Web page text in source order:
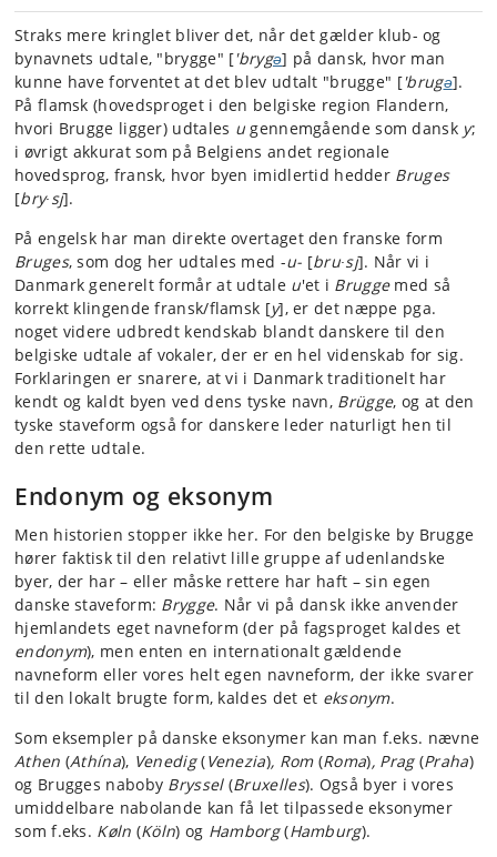
Straks mere kringlet bliver det, når det gælder klub- og
bynavnets udtale, "brygge" ['brygə] på dansk, hvor man
kunne have forventet at det blev udtalt "brugge" ['brugə].
På flamsk (hovedsproget i den belgiske region Flandern,
hvori Brugge ligger) udtales u gennemgående som dansk y;
i øvrigt akkurat som på Belgiens andet regionale
hovedsprog, fransk, hvor byen imidlertid hedder Bruges
[bry∙sj].
På engelsk har man direkte overtaget den franske form
Bruges, som dog her udtales med -u- [bru∙sj]. Når vi i
Danmark generelt formår at udtale u'et i Bruggemed så
korrekt klingende fransk/flamsk [y], er det næppe pga.
noget videre udbredt kendskab blandt danskere til den
belgiske udtale af vokaler, der er en hel videnskab for sig.
Forklaringen er snarere, at vi i Danmark traditionelt har
kendt og kaldt byen ved dens tyske navn, Brügge, og at den
tyske staveform også for danskere leder naturligt hen til
den rette udtale.
Endonym og eksonym
Men historien stopper ikke her. For den belgiske by Brugge
hører faktisk til den relativt lille gruppe af udenlandske
byer, der har – eller måske rettere har haft – sin egen
danske staveform: Brygge. Når vi på dansk ikke anvender
hjemlandets eget navneform (der på fagsproget kaldes et
endonym), men enten en internationalt gældende
navneform eller vores helt egen navneform, der ikke svarer
til den lokalt brugte form, kaldes det et eksonym.
Som eksempler på danske eksonymer kan man f.eks. nævne
Athen (Athína), Venedig(Venezia), Rom (Roma), Prag (Praha)
og Brugges naboby Bryssel(Bruxelles). Også byer i vores
umiddelbare nabolande kan få let tilpassede eksonymer
som f.eks. Køln (Köln) og Hamborg(Hamburg).